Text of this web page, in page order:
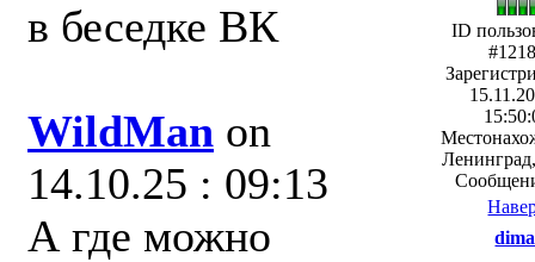
в беседке ВК
WildMan on
14.10.25 : 09:13
А где можно
ID